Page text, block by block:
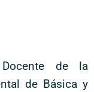
de la
de Básica y